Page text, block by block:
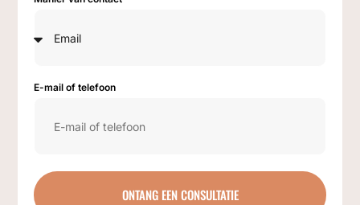
E-mail of telefoon
ONTANG EEN CONSULTATIE